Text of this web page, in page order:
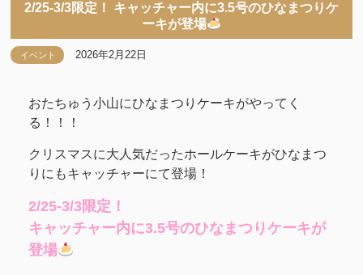
2/25-3/3限定！ キャッチャー内に3.5号のひなまつりケ
ーキが登場
イベント 2026年2月22日
おたちゅう小山にひなまつりケーキがやってく
る！！！
クリスマスに大人気だったホールケーキがひなまつ
りにもキャッチャーにて登場！
2/25-3/3限定！
キャッチャー内に3.5号のひなまつりケーキが
登場